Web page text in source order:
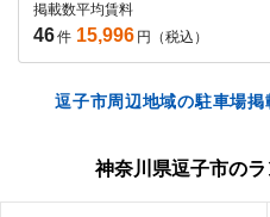
掲載数
46件
平均賃料
15,996 円（税込）
逗子市周辺地域の駐車場
神奈川県逗子市の